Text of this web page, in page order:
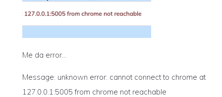
Me da error…
Message: unknown error: cannot connect to chrome at
127.0.0.1:5005 from chrome not reachable